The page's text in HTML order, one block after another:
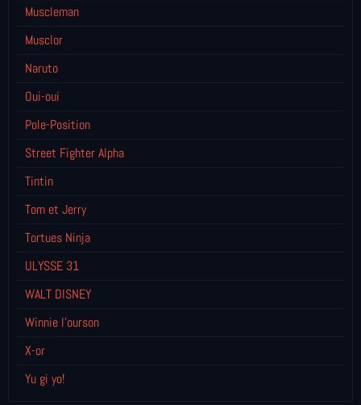
Muscleman
Musclor
Naruto
Oui-oui
Pole-Position
Street Fighter Alpha
Tintin
Tom et Jerry
Tortues Ninja
ULYSSE 31
WALT DISNEY
Winnie l’ourson
X-or
Yu gi yo!